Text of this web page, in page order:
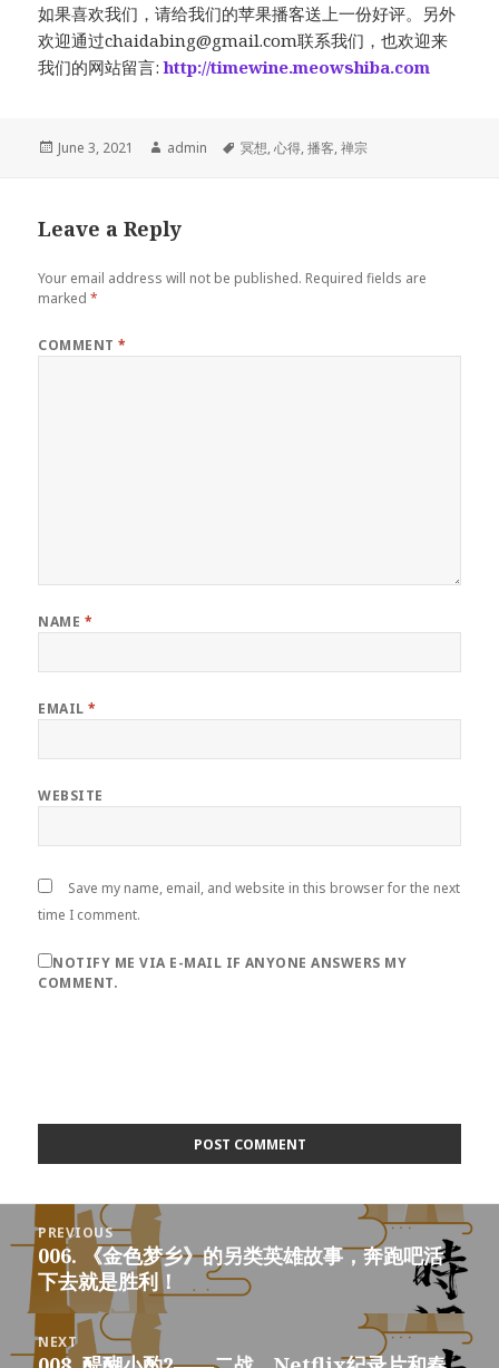
如果喜欢我们，请给我们的苹果播客送上一份好评。另外
欢迎通过chaidabing@gmail.com联系我们，也欢迎来
我们的网站留言:http://timewine.meowshiba.com
Posted
June 3, 2021 Author
admin Tags
冥想,心得,播客,禅宗
Leave a Reply
Your email address will not be published. Required fields are
marked*
COMMENT*
NAME *
EMAIL*
WEBSITE
Save my name, email, and website in this browser for the next
time I comment.
NOTIFY ME VIA E-MAIL IF ANYONE ANSWERS MY
COMMENT.
Post
navigation
PREVIOUS
Previous
post:
006. 《金色梦乡》的另类英雄故事，奔跑吧活
下去就是胜利！
NEXT